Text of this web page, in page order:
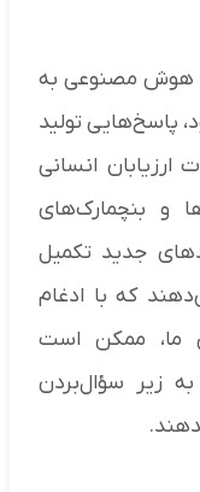
هوش مصنوعی به
پاسخ‌هایی تولید
ارزیابان انسانی
و بنچمارک‌های
جدید تکمیل
که با ادغام
ما، ممکن است
زیر سؤال‌بردن